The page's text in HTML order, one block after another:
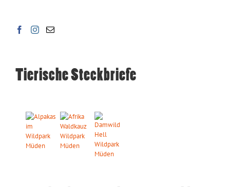
Tierische Steckbriefe